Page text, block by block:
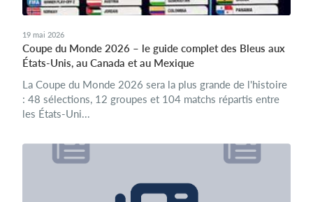
19 mai 2026
Coupe du Monde 2026 – le guide complet des Bleus aux
États-Unis, au Canada et au Mexique
La Coupe du Monde 2026 sera la plus grande de l'histoire
: 48 sélections, 12 groupes et 104 matchs répartis entre
les États-Uni...